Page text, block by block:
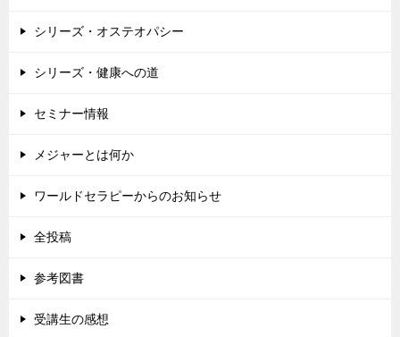
シリーズ・オステオパシー
シリーズ・健康への道
セミナー情報
メジャーとは何か
ワールドセラピーからのお知らせ
全投稿
参考図書
受講生の感想